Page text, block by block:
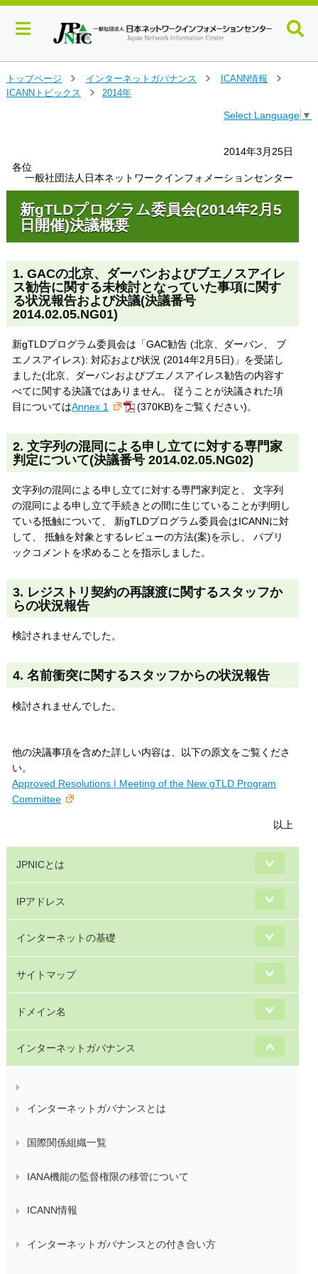
イ
へ
す
トップページ
＞
インターネットガバナンス
ICANN情報
ICANNトピックス
2014年
Select Language ▼
2014年3月25日
各位
一般社団法人日本ネットワークインフォメーションセンター
新gTLDプログラム委員会(2014年2月5
日開催)決議概要
1. GACの北京、ダーバンおよびブエノスアイレ
ス勧告に関する未検討となっていた事項に関す
る状況報告および決議(決議番号
2014.02.05.NG01)
新gTLDプログラム委員会は「GAC勧告 (北京、ダーバン、 ブ
エノスアイレス): 対応および状況 (2014年2月5日)」を受諾し
ました(北京、ダーバンおよびブエノスアイレス勧告の内容す
べてに関する決議ではありません。 従うことが決議された項
目についてはAnnex 1 (370KB)をご覧ください)。
2. 文字列の混同による申し立てに対する専門家
判定について(決議番号 2014.02.05.NG02)
文字列の混同による申し立てに対する専門家判定と、 文字列
の混同による申し立て手続きとの間に生じていることが判明し
ている抵触について、 新gTLDプログラム委員会はICANNに対
して、 抵触を対象とするレビューの方法(案)を示し、 パブリ
ックコメントを求めることを指示しました。
3. レジストリ契約の再譲渡に関するスタッフか
らの状況報告
検討されませんでした。
4. 名前衝突に関するスタッフからの状況報告
検討されませんでした。
他の決議事項を含めた詳しい内容は、以下の原文をご覧くださ
い。
Approved Resolutions | Meeting of the New gTLD Program
Committee
以上
JPNICとは
IPアドレス
インターネットの基礎
サイトマップ
ドメイン名
インターネットガバナンス
インターネットガバナンスとは
国際関係組織一覧
IANA機能の監督権限の移管について
ICANN情報
インターネットガバナンスとの付き合い方